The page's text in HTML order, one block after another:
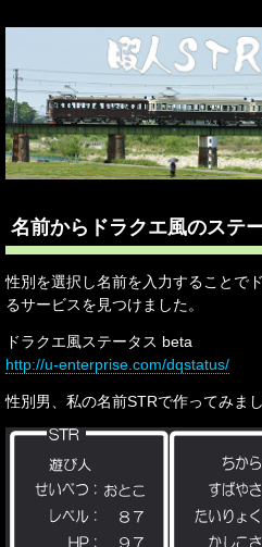
名前からドラクエ風のステ
性別を選択し名前を入力することで
るサービスを見つけました。
ドラクエ風ステータス beta
http://u-enterprise.com/dqstatus/
性別男、私の名前STRで作ってみまし